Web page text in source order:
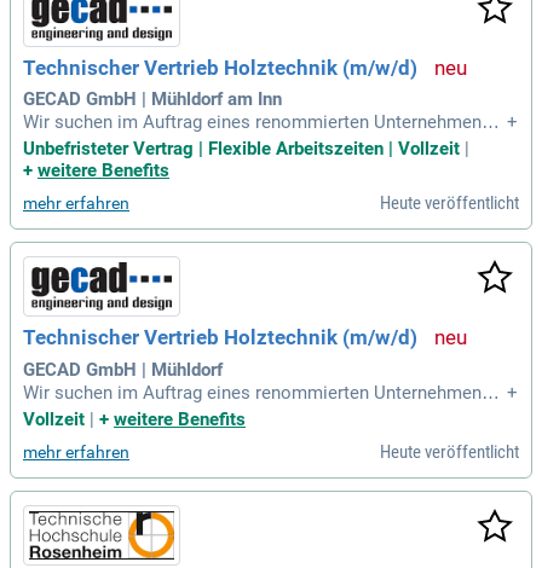
Technischer Vertrieb Holztechnik (m/w/d)
GECAD GmbH | Mühldorf am Inn
Wir suchen im Auftrag eines renommierten Unternehmens a
us der Bau-Zulieferer-Branche einen Mitarbeiter Technische
n Vertrieb Holztechnik (m/w/d) im Raum Mühldorf am Inn.
+
Unbefristeter Vertrag | Flexible Arbeitszeiten | Vollzeit
+ weitere Benefits
mehr erfahren Heute veröffentlicht
Technischer Vertrieb Holztechnik (m/w/d)
GECAD GmbH | Mühldorf
Wir suchen im Auftrag eines renommierten Unternehmens a
us der Bau-Zulieferer-Branche einen Mitarbeiter Technische
Die Position ist in Vollzeit zu besetzen.
+
Vollzeit | + weitere Benefits
mehr erfahren Heute veröffentlicht